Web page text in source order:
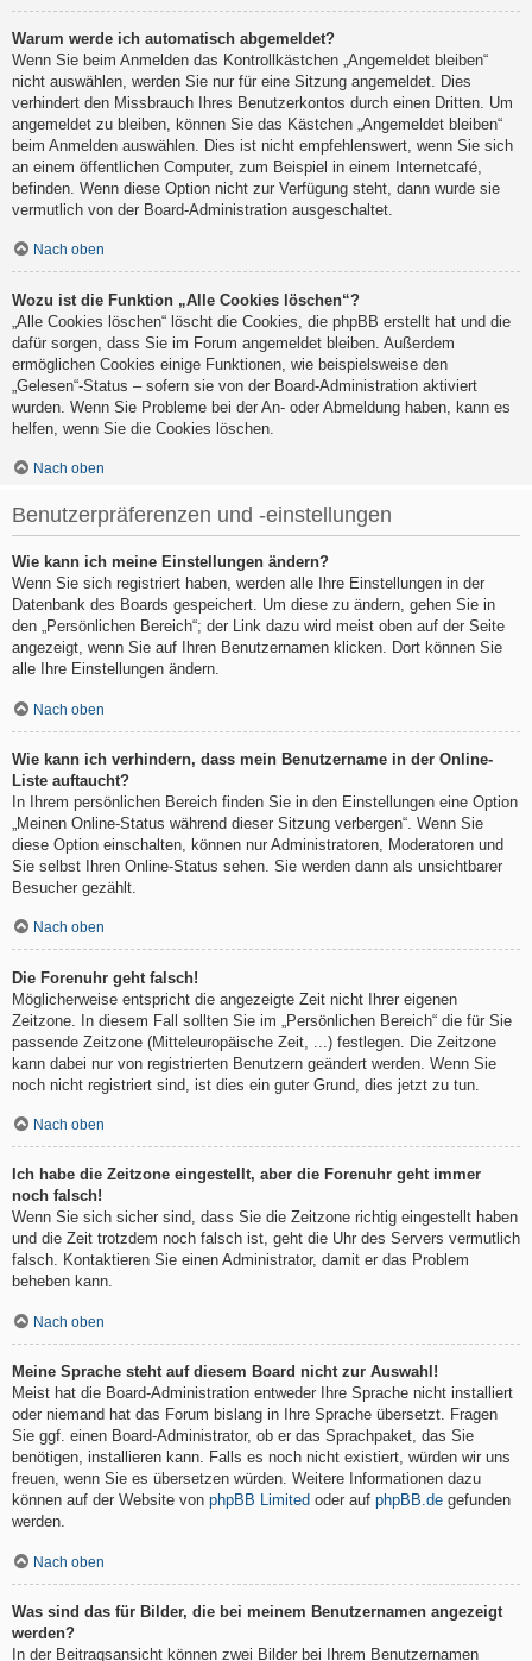
Warum werde ich automatisch abgemeldet?
Wenn Sie beim Anmelden das Kontrollkästchen „Angemeldet bleiben“
nicht auswählen, werden Sie nur für eine Sitzung angemeldet. Dies
verhindert den Missbrauch Ihres Benutzerkontos durch einen Dritten. Um
angemeldet zu bleiben, können Sie das Kästchen „Angemeldet bleiben“
beim Anmelden auswählen. Dies ist nicht empfehlenswert, wenn Sie sich
an einem öffentlichen Computer, zum Beispiel in einem Internetcafé,
befinden. Wenn diese Option nicht zur Verfügung steht, dann wurde sie
vermutlich von der Board-Administration ausgeschaltet.
Nach oben
Wozu ist die Funktion „Alle Cookies löschen“?
„Alle Cookies löschen“ löscht die Cookies, die phpBB erstellt hat und die
dafür sorgen, dass Sie im Forum angemeldet bleiben. Außerdem
ermöglichen Cookies einige Funktionen, wie beispielsweise den
„Gelesen“-Status – sofern sie von der Board-Administration aktiviert
wurden. Wenn Sie Probleme bei der An- oder Abmeldung haben, kann es
helfen, wenn Sie die Cookies löschen.
Nach oben
Benutzerpräferenzen und -einstellungen
Wie kann ich meine Einstellungen ändern?
Wenn Sie sich registriert haben, werden alle Ihre Einstellungen in der
Datenbank des Boards gespeichert. Um diese zu ändern, gehen Sie in
den „Persönlichen Bereich“; der Link dazu wird meist oben auf der Seite
angezeigt, wenn Sie auf Ihren Benutzernamen klicken. Dort können Sie
alle Ihre Einstellungen ändern.
Nach oben
Wie kann ich verhindern, dass mein Benutzername in der Online-
Liste auftaucht?
In Ihrem persönlichen Bereich finden Sie in den Einstellungen eine Option
„Meinen Online-Status während dieser Sitzung verbergen“. Wenn Sie
diese Option einschalten, können nur Administratoren, Moderatoren und
Sie selbst Ihren Online-Status sehen. Sie werden dann als unsichtbarer
Besucher gezählt.
Nach oben
Die Forenuhr geht falsch!
Möglicherweise entspricht die angezeigte Zeit nicht Ihrer eigenen
Zeitzone. In diesem Fall sollten Sie im „Persönlichen Bereich“ die für Sie
passende Zeitzone (Mitteleuropäische Zeit, ...) festlegen. Die Zeitzone
kann dabei nur von registrierten Benutzern geändert werden. Wenn Sie
noch nicht registriert sind, ist dies ein guter Grund, dies jetzt zu tun.
Nach oben
Ich habe die Zeitzone eingestellt, aber die Forenuhr geht immer
noch falsch!
Wenn Sie sich sicher sind, dass Sie die Zeitzone richtig eingestellt haben
und die Zeit trotzdem noch falsch ist, geht die Uhr des Servers vermutlich
falsch. Kontaktieren Sie einen Administrator, damit er das Problem
beheben kann.
Nach oben
Meine Sprache steht auf diesem Board nicht zur Auswahl!
Meist hat die Board-Administration entweder Ihre Sprache nicht installiert
oder niemand hat das Forum bislang in Ihre Sprache übersetzt. Fragen
Sie ggf. einen Board-Administrator, ob er das Sprachpaket, das Sie
benötigen, installieren kann. Falls es noch nicht existiert, würden wir uns
freuen, wenn Sie es übersetzen würden. Weitere Informationen dazu
können auf der Website von phpBB Limited oder auf phpBB.de gefunden
werden.
Nach oben
Was sind das für Bilder, die bei meinem Benutzernamen angezeigt
werden?
In der Beitragsansicht können zwei Bilder bei Ihrem Benutzernamen